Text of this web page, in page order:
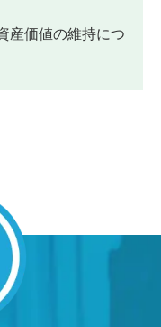
産価値の維持につ